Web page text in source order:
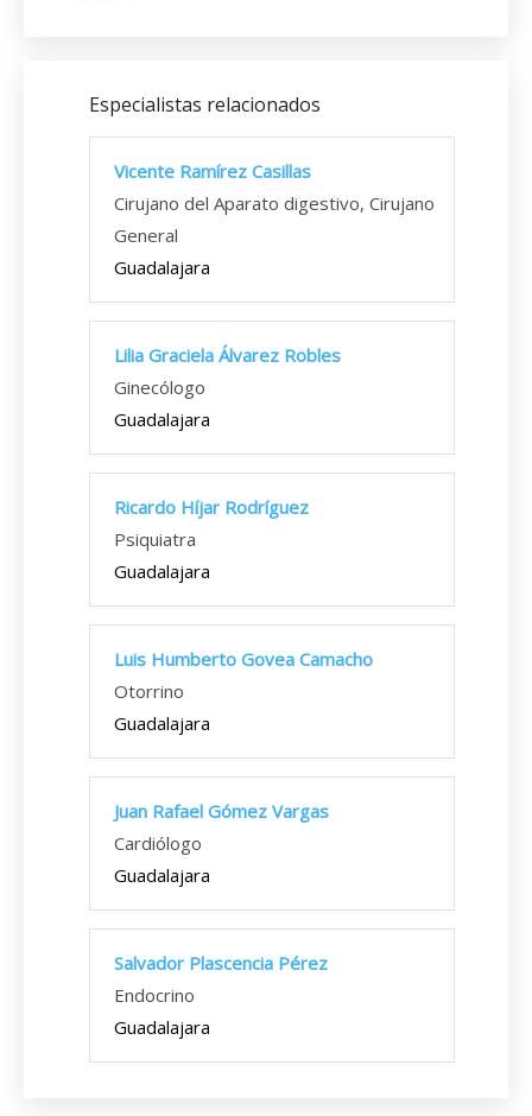
Especialistas relacionados
Vicente Ramírez Casillas
Cirujano del Aparato digestivo, Cirujano
General
Guadalajara
Lilia Graciela Álvarez Robles
Ginecólogo
Guadalajara
Ricardo Híjar Rodríguez
Psiquiatra
Guadalajara
Luis Humberto Govea Camacho
Otorrino
Guadalajara
Juan Rafael Gómez Vargas
Cardiólogo
Guadalajara
Salvador Plascencia Pérez
Endocrino
Guadalajara